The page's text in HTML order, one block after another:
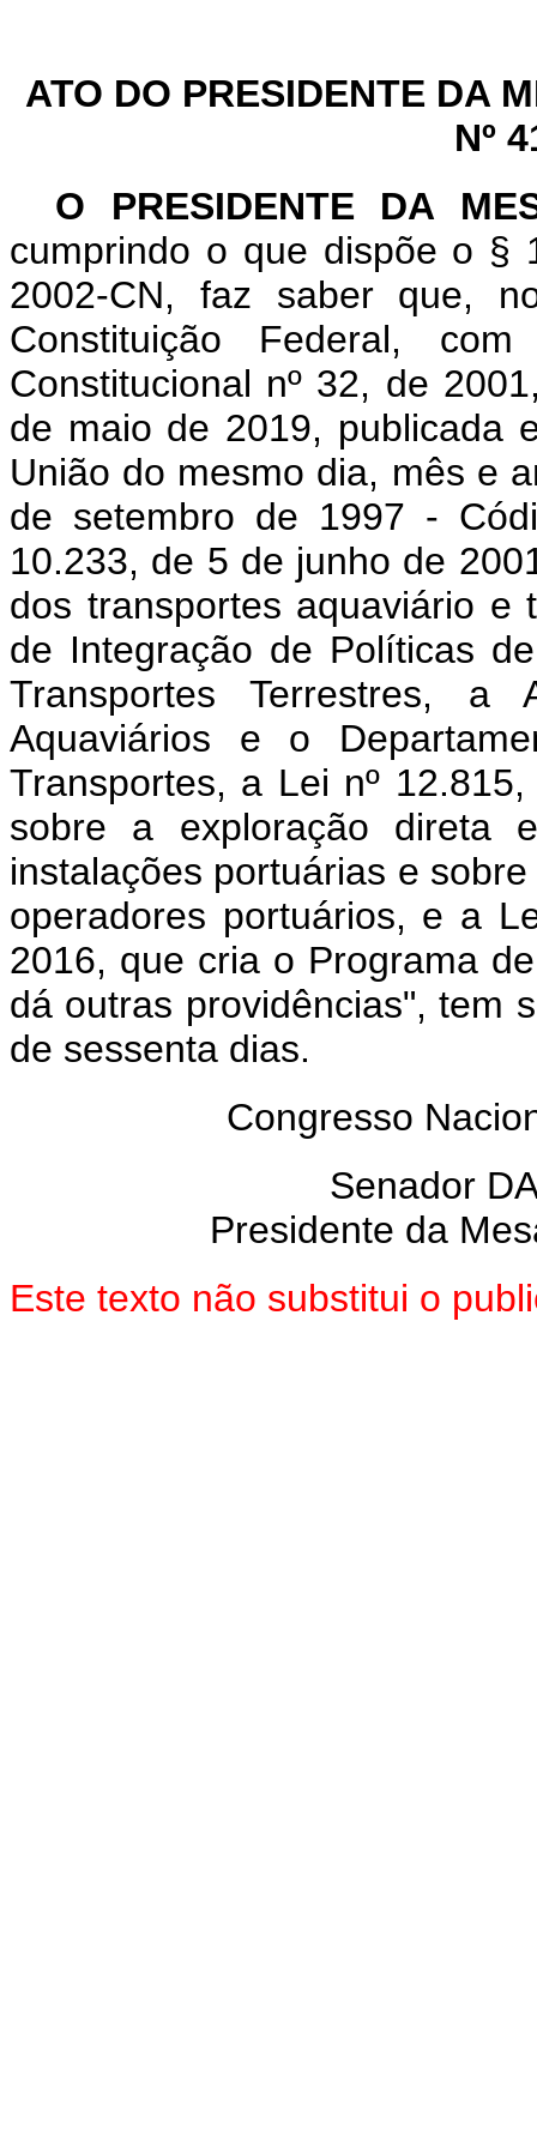
ATO DO PRESIDENTE DA
Nº
O PRESIDENTE DA
cumprindo o que dispõe o §
2002-CN, faz saber que,
Constituição Federal,
Constitucional nº 32, de
de maio de 2019, publicada
União do mesmo dia, mês e
de setembro de 1997 -
10.233, de 5 de junho de
dos transportes aquaviário e
de Integração de Políticas
Transportes Terrestres, a
Aquaviários e o
Transportes, a Lei nº
sobre a exploração direta
instalações portuárias e
operadores portuários, e a
2016, que cria o Programa
dá outras providências", tem
de sessenta dias.
Congresso
Senador
Presidente da
Este texto não substitui o